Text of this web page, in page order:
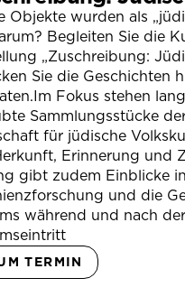
Objekte wurden als
Begleiten Sie die
„Zuschreibung:
Sie die Geschichten
Fokus stehen
Sammlungsstücke
für jüdische
Erinnerung und
gibt zudem Einblicke
und die
während und nach
TERMIN